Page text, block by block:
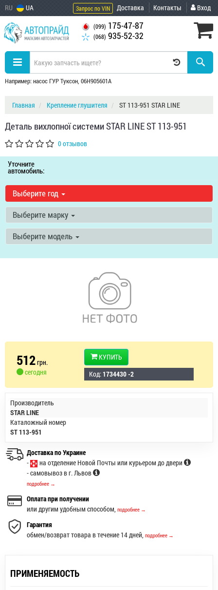
RU UA Запрос по VIN Доставка Контакты Вход
(099) 175-47-87
(068) 935-52-32
Например: насос ГУР Туксон, 06H905601A
Главная Крепление глушителя ST 113-951 STAR LINE
Деталь вихлопної системи STAR LINE ST 113-951
0 отзывов
Уточните
автомобиль:
Выберите год
Выберите марку
Выберите модель
512грн.
сегодня
КУПИТЬ
Код: 1734430 -2
Производитель
STAR LINE
Каталожный номер
ST 113-951
Доставка по Украине
-
на отделение Новой Почты или курьером до двери
- самовывоз в г. Львов
подробнее →
Оплата при получении
или другим удобным способом, подробнее →
Гарантия
обмен/возврат товара в течение 14 дней, подробнее →
ПРИМЕНЯЕМОСТЬ